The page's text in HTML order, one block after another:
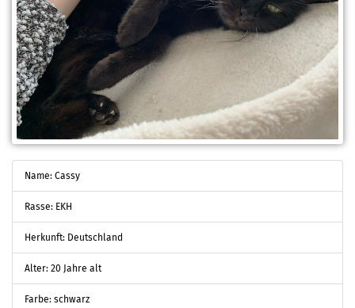
Name: Cassy
Rasse: EKH
Herkunft: Deutschland
Alter: 20 Jahre alt
Farbe: schwarz